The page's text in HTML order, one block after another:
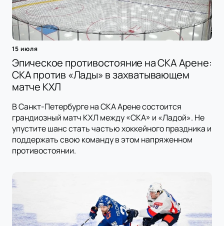
15 июля
Эпическое противостояние на СКА Арене:
СКА против «Лады» в захватывающем
матче КХЛ
В Санкт-Петербурге на СКА Арене состоится
грандиозный матч КХЛ между «СКА» и «Ладой». Не
упустите шанс стать частью хоккейного праздника и
поддержать свою команду в этом напряженном
противостоянии.